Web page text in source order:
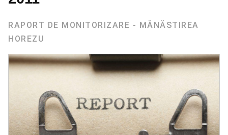
RAPORT DE MONITORIZARE - MĂNĂSTIREA
HOREZU